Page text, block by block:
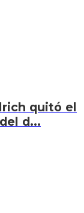
quitó el
d...